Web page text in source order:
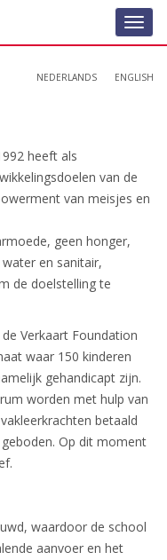
NEDERLANDS ENGLISH
heeft als
van de
van meisjes en
geen honger,
en sanitair,
de doelstelling te
Verkaart Foundation
waar 150 kinderen
gehandicapt zijn.
worden met hulp van
betaald
Op dit moment
waardoor de school
aanvoer en het